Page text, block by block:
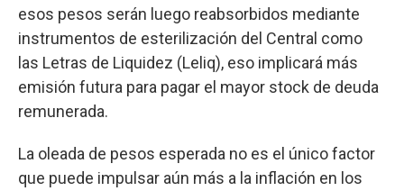
esos pesos serán luego reabsorbidos mediante
instrumentos de esterilización del Central como
las Letras de Liquidez (Leliq), eso implicará más
emisión futura para pagar el mayor stock de deuda
remunerada.
La oleada de pesos esperada no es el único factor
que puede impulsar aún más a la inflación en los